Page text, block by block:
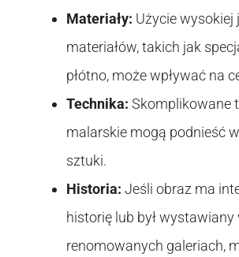
Materiały: Użycie wysokiej
materiałów, takich jak
płótno, może wpływać na
Technika: Skomplikowane
malarskie mogą podnieść
sztuki.
Historia: Jeśli obraz ma
historię lub był wystawiany
renomowanych galeriach,